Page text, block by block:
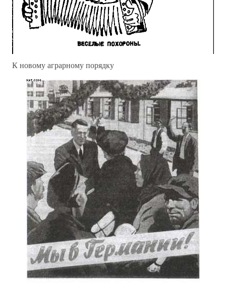
К новому аграрному порядку